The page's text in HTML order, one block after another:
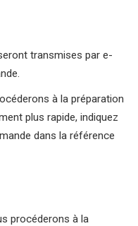
transmises par e-
à la préparation
plus rapide, indiquez
dans la référence
procéderons à la